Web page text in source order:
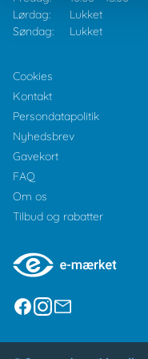
Lørdag:
Lukket
Søndag:
Lukket
Cookies
Kontakt
Persondatapolitik
Nyhedsbrev
Gavekort
FAQ
Om os
Tilbud og rabatter